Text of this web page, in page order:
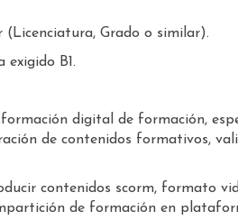
Grado o similar).
B1.
digital de formación,
de contenidos formativos,
contenidos scorm, formato
de formación en